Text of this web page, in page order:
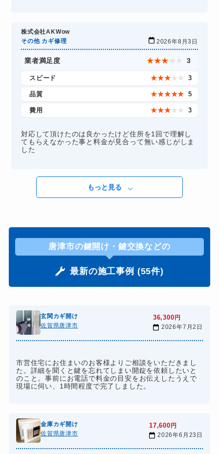
株式会社AKWow
その他 カギ修理
2026年8月3日
業者満足度 ★★★ ★ ★ 3
スピード ★★★ ★ ★ 3
品質 ★★★★★ 5
費用 ★★★ ★ ★ 3
対応して頂けたのは良かったけど住所を1回で理解し
てもらえなかった事と料金が見合って無い感じがしま
した
もっと見る
唐津市の鍵開け・鍵交換などの
最新の施工事例 (55件)
玄関カギ開け
佐賀県唐津市
36,300 円
2026年7月2日
市営住宅にお住まいのお客様よりご相談をいただきまし
た。詳細を聞くと鍵を忘れてしまい開錠を依頼したいと
のこと。事前にお電話で料金の目安をお伝えしたうえで
現場に伺い、1時間程度で完了しました。
金庫カギ開け
佐賀県唐津市
17,600 円
2026年6月23日